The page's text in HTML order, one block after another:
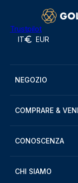
Trustpilot
IT EUR
NEGOZIO
COMPRARE &
CONOSCENZA
CHI SIAMO